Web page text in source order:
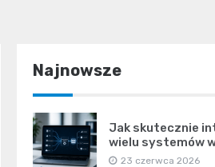
Najnowsze
Jak skutecznie
wielu systemów
23 czerwca 2026